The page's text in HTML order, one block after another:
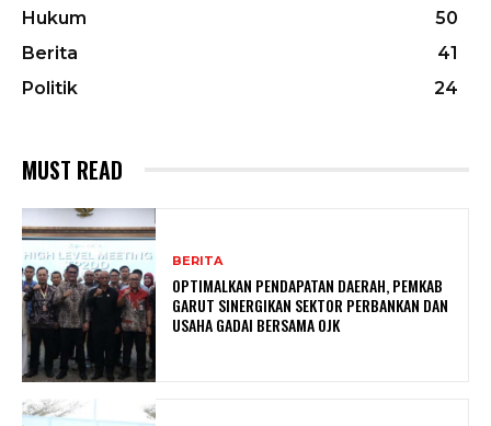
Hukum
50
Berita
41
Politik
24
MUST READ
BERITA
OPTIMALKAN PENDAPATAN DAERAH, PEMKAB
GARUT SINERGIKAN SEKTOR PERBANKAN DAN
USAHA GADAI BERSAMA OJK